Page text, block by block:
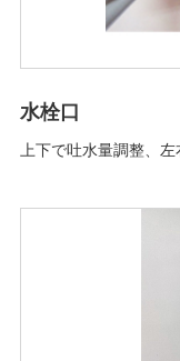
水栓口
上下で吐水量調整、